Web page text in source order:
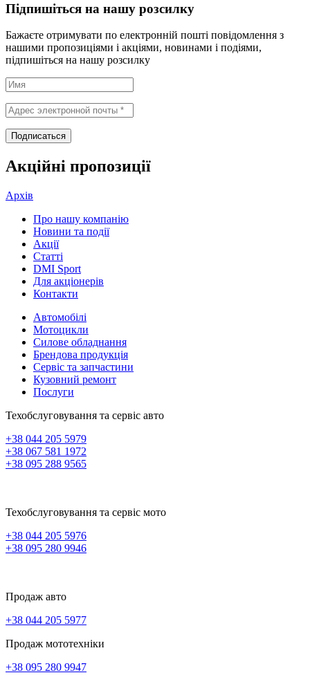
Підпишіться на нашу розсилку
Бажаєте отримувати по електронній пошті повідомлення з
нашими пропозиціями і акціями, новинами і подіями,
підпишіться на нашу розсилку
Акційні пропозиції
Архів
Про нашу компанію
Новини та події
Акції
Статті
DMI Sport
Для акціонерів
Контакти
Автомобілі
Мотоцикли
Силове обладнання
Брендова продукція
Сервіс та запчастини
Кузовний ремонт
Послуги
Техобслуговування та сервіс авто
+38 044 205 5979
+38 067 581 1972
+38 095 288 9565
Техобслуговування та сервіс мото
+38 044 205 5976
+38 095 280 9946
Продаж авто
+38 044 205 5977
Продаж мототехніки
+38 095 280 9947